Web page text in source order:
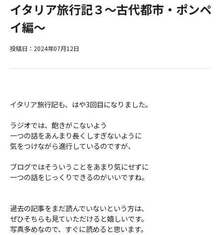
News
ＹＢＣオンデマンド
イタリア旅行記３～古代都市・ポンペ
イ編～
投稿日：2024年07月12日
イタリア旅行記も、はや3回目になりました。
ラジオでは、飽きがこないよう
一つの話をあんまり長くしすぎないように
気をつけながら進行しているのですが、
ブログではそういうことをあまり気にせずに
一つの話をじっくりできるのがいいですね。
過去の記事をまだ読んでいないという方は、
ぜひそちらも見ていただけると嬉しいです。
写真多めなので、すぐに読めると思います。